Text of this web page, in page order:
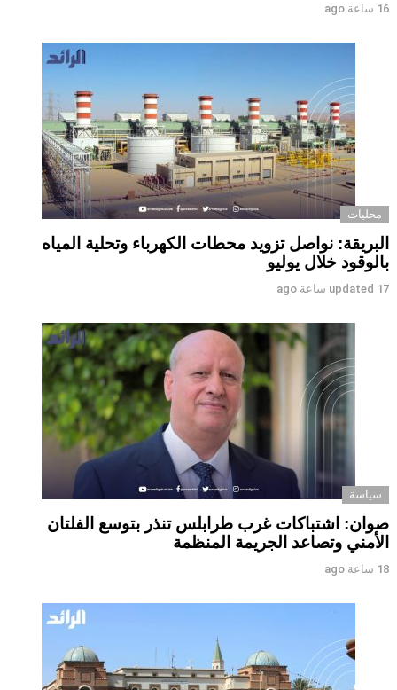
16 ساعة ago
محليات
البريقة: نواصل تزويد محطات الكهرباء وتحلية المياه
بالوقود خلال يوليو
updated 17 ساعة ago
سياسة
صوان: اشتباكات غرب طرابلس تنذر بتوسع الفلتان
الأمني وتصاعد الجريمة المنظمة
18 ساعة ago